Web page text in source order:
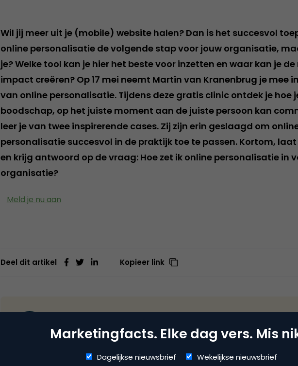
Wil jij meer uit je (mobile) website halen? Dan is het succesvol
online personalisatie de volgende stap voor jouw organisatie,
je? Welke tool kan je hier het beste voor inzetten en waar kan je
impact creëren? Op 17 mei neemt Martin van Kranenbrug je mee
van online personalisatie. Tijdens deze gratis clinic ontdek je hoe
boodschap, op het juiste moment aan de juiste persoon kan
leer je van twee inspirerende cases. Zij zijn erin geslaagd om
personalisatie succesvol in de praktijk toe te passen. Kortom, laat
en krijg antwoord op de vraag: Hoe zet ik online personalisatie in
organisatie?
Meld je nu aan
Deel dit artikel Kopieer link
Website
Werk verandert continu en dat vraagt om de juiste kennis en skills. Beeckestijn
Marketingfacts. Elke dag vers. Mis
Dagelijkse nieuwsbrief Wekelijkse nieuwsbrief